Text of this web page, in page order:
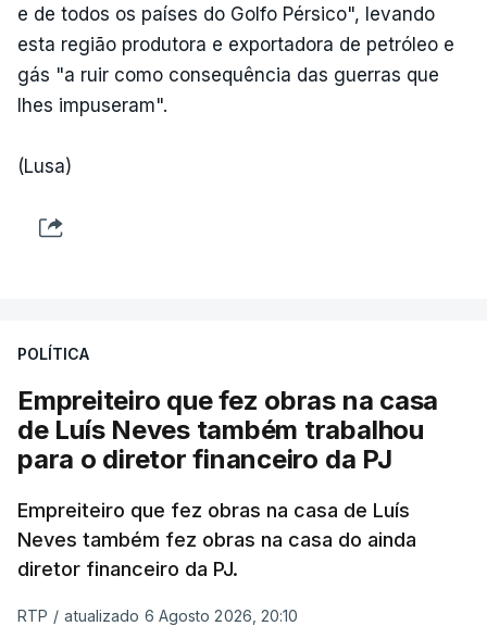
e de todos os países do Golfo Pérsico", levando
esta região produtora e exportadora de petróleo e
gás "a ruir como consequência das guerras que
lhes impuseram".
(Lusa)
POLÍTICA
Empreiteiro que fez obras na casa
de Luís Neves também trabalhou
para o diretor financeiro da PJ
Empreiteiro que fez obras na casa de Luís
Neves também fez obras na casa do ainda
diretor financeiro da PJ.
RTP / atualizado 6 Agosto 2026, 20:10